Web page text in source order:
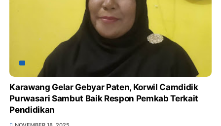
Karawang Gelar Gebyar Paten, Korwil Camdidik
Purwasari Sambut Baik Respon Pemkab Terkait
Pendidikan